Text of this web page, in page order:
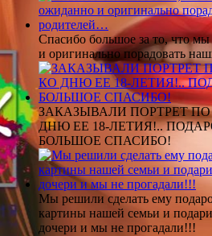
Спасибо большое за то, что
и оригинально порадовать
ЗАКАЗЫВАЛИ ПОРТРЕТ
ДНЮ ЕЕ 18-ЛЕТИЯ!..
БОЛЬШОЕ СПАСИБО!
Мы решили сделать ему
картины нашей семьи и
дочери и мы не прогадали!!!